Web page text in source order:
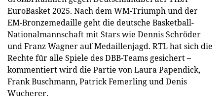
EuroBasket 2025. Nach dem WM-Triumph und der
EM-Bronzemedaille geht die deutsche Basketball-
Nationalmannschaft mit Stars wie Dennis Schröder
und Franz Wagner auf Medaillenjagd. RTL hat sich die
Rechte für alle Spiele des DBB-Teams gesichert –
kommentiert wird die Partie von Laura Papendick,
Frank Buschmann, Patrick Femerling und Denis
Wucherer.